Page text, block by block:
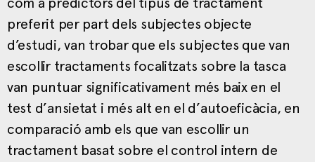
preferit per part dels subjectes objecte
d’estudi, van trobar que els subjectes que van
escollir tractaments focalitzats sobre la tasca
van puntuar significativament més baix en el
test d’ansietat i més alt en el d’autoeficàcia, en
comparació amb els que van escollir un
tractament basat sobre el control intern de